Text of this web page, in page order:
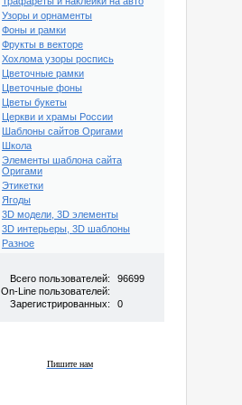
Узоры и орнаменты
Фоны и рамки
Фрукты в векторе
Хохлома узоры роспись
Цветочные рамки
Цветочные фоны
Цветы букеты
Церкви и храмы России
Шаблоны сайтов Оригами
Школа
Элементы шаблона сайта
Оригами
Этикетки
Ягоды
3D модели, 3D элементы
3D интерьеры, 3D шаблоны
Разное
Всего пользователей:
96699
On-Line пользователей:
Зарегистрированных:
0
Пишите нам